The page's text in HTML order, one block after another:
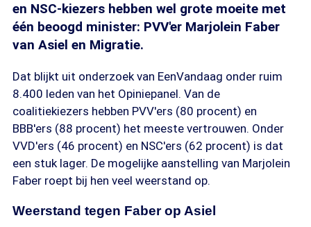
en NSC-kiezers hebben wel grote moeite met
één beoogd minister: PVV'er Marjolein Faber
van Asiel en Migratie.
Dat blijkt uit onderzoek van EenVandaag onder ruim
8.400 leden van het Opiniepanel. Van de
coalitiekiezers hebben PVV'ers (80 procent) en
BBB'ers (88 procent) het meeste vertrouwen. Onder
VVD'ers (46 procent) en NSC'ers (62 procent) is dat
een stuk lager. De mogelijke aanstelling van Marjolein
Faber roept bij hen veel weerstand op.
Weerstand tegen Faber op Asiel